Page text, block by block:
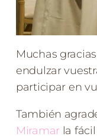
Muchas
endulzar
participar en
También
Miramar la